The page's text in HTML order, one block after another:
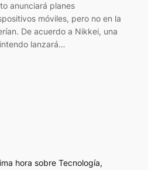
anunciará planes
móviles, pero no en la
De acuerdo a Nikkei, una
lanzará…
hora sobre Tecnología,